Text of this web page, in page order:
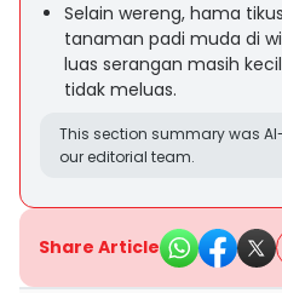
Selain wereng, hama
tanaman padi muda di
luas serangan masih
tidak meluas.
This section summary was
our editorial team.
Share Article